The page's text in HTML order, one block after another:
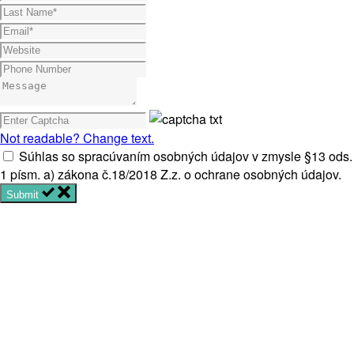
Not readable? Change text.
Súhlas so spracúvaním osobných údajov v zmysle §13 ods.
1 písm. a) zákona č.18/2018 Z.z. o ochrane osobných údajov.
Submit